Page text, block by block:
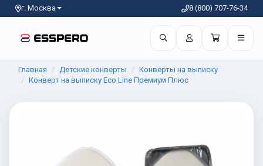
г. Москва 8 (800) 707-76-34
Главная Детские конверты
Конверты на выписку
Конверт на выписку Eco Line Премиум Плюс